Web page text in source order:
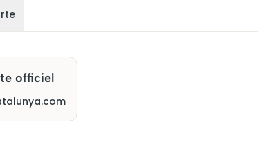
officiel